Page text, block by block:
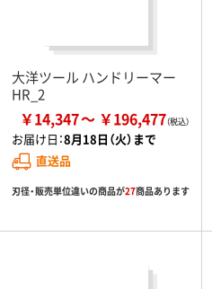
大洋ツール ハンドリーマー
HR_2
￥14,347 ￥196,477
お届け日：8月18日（火）まで
直送品
刃径・販売単位違いの商品が27商品あります